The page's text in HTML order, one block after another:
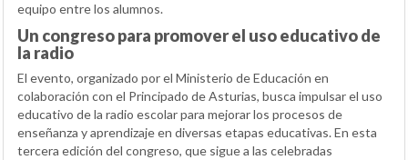
equipo entre los alumnos.
Un congreso para promover el uso educativo de
la radio
El evento, organizado por el Ministerio de Educación en
colaboración con el Principado de Asturias, busca impulsar el uso
educativo de la radio escolar para mejorar los procesos de
enseñanza y aprendizaje en diversas etapas educativas. En esta
tercera edición del congreso, que sigue a las celebradas